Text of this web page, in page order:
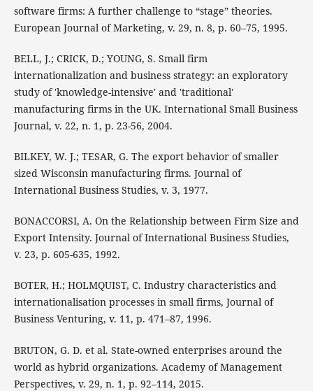
software firms: A further challenge to “stage” theories.
European Journal of Marketing, v. 29, n. 8, p. 60–75, 1995.
BELL, J.; CRICK, D.; YOUNG, S. Small firm
internationalization and business strategy: an exploratory
study of 'knowledge-intensive' and 'traditional'
manufacturing firms in the UK. International Small Business
Journal, v. 22, n. 1, p. 23-56, 2004.
BILKEY, W. J.; TESAR, G. The export behavior of smaller
sized Wisconsin manufacturing firms. Journal of
International Business Studies, v. 3, 1977.
BONACCORSI, A. On the Relationship between Firm Size and
Export Intensity. Journal of International Business Studies,
v. 23, p. 605-635, 1992.
BOTER, H.; HOLMQUIST, C. Industry characteristics and
internationalisation processes in small firms, Journal of
Business Venturing, v. 11, p. 471–87, 1996.
BRUTON, G. D. et al. State-owned enterprises around the
world as hybrid organizations. Academy of Management
Perspectives, v. 29, n. 1, p. 92–114, 2015.